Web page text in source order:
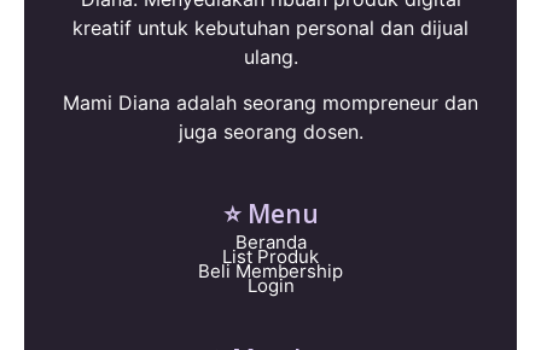
kreatif untuk kebutuhan personal dan dijual
ulang.
Mami Diana adalah seorang mompreneur dan
juga seorang dosen.
⭐ Menu
Beranda
List Produk
Beli Membership
Login